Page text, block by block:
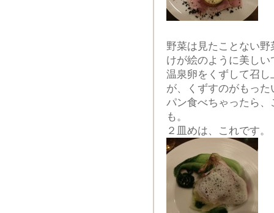
野菜は見たことない
けが絵のように美しい
温泉卵をくずして召
が、くずすのがもっ
パン食べちゃったら
も。
２皿めは、これです。